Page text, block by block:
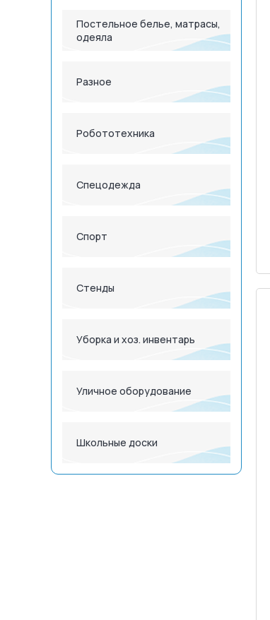
Постельное белье, матрасы,
одеяла
Разное
Робототехника
Спецодежда
Спорт
Стенды
Уборка и хоз. инвентарь
Уличное оборудование
Школьные доски